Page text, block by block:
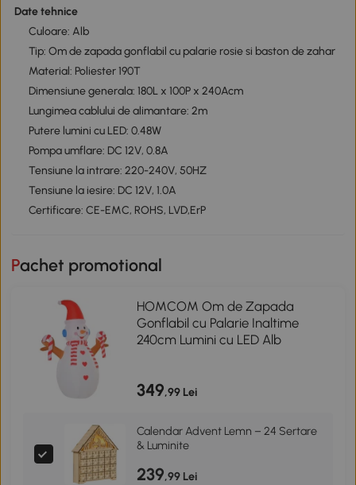
Date tehnice
Culoare: Alb
Tip: Om de zapada gonflabil cu palarie rosie si baston de zahar
Material: Poliester 190T
Dimensiune generala: 180L x 100P x 240Acm
Lungimea cablului de alimantare: 2m
Putere lumini cu LED: 0.48W
Pompa umflare: DC 12V, 0.8A
Tensiune la intrare: 220-240V, 50HZ
Tensiune la iesire: DC 12V, 1.0A
Certificare: CE-EMC, ROHS, LVD,ErP
Pachet promotional
HOMCOM Om de Zapada
Gonflabil cu Palarie Inaltime
240cm Lumini cu LED Alb
349,99 Lei
Calendar Advent Lemn – 24 Sertare
& Luminite
239,99 Lei